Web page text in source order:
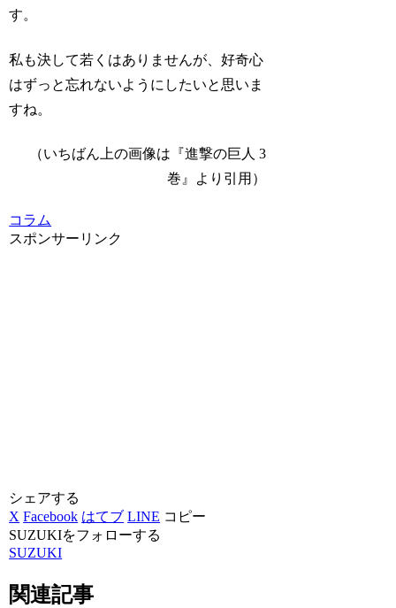
す。
私も決して若くはありませんが、好奇心
はずっと忘れないようにしたいと思いま
すね。
（いちばん上の画像は『進撃の巨人 3
巻』より引用）
コラム
スポンサーリンク
シェアする
X Facebook はてブ LINE コピー
SUZUKIをフォローする
SUZUKI
関連記事